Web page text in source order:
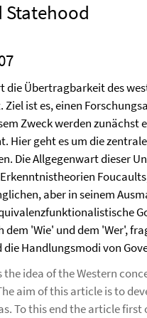
Statehood
die Übertragbarkeit des
Ziel ist es, einen
Zweck werden
Hier geht es um die
Die Allgegenwart dieser
aber in seinem
dem 'Wie' und dem 'Wer',
die Handlungsmodi von
idea of the Western
aim of this article is to
To this end the article